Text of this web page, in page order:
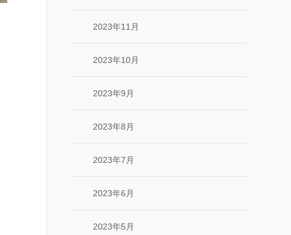
2023年11月
2023年10月
2023年9月
2023年8月
2023年7月
2023年6月
2023年5月